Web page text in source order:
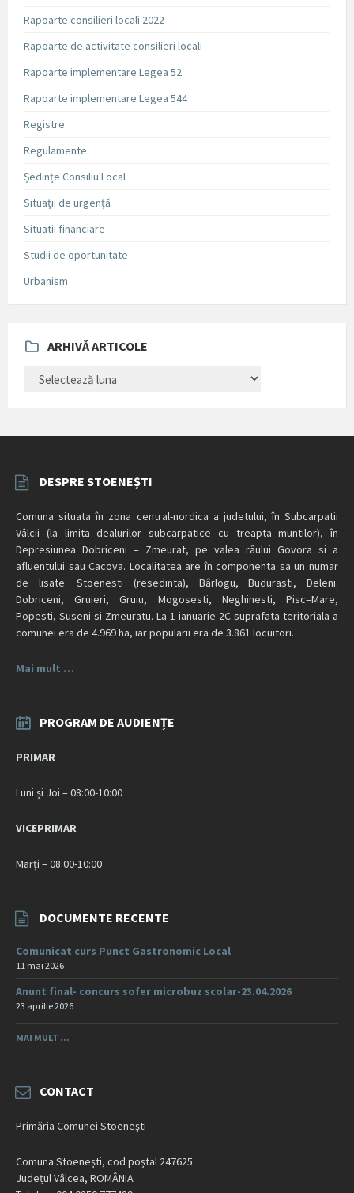
Rapoarte consilieri locali 2022
Rapoarte de activitate consilieri locali
Rapoarte implementare Legea 52
Rapoarte implementare Legea 544
Registre
Regulamente
Ședințe Consiliu Local
Situații de urgență
Situatii financiare
Studii de oportunitate
Urbanism
ARHIVĂ ARTICOLE
ARTICOLE
DESPRE STOENEȘTI
Comuna situata în zona central-nordica a judetului, în Subcarpatii
Vâlcii (la limita dealurilor subcarpatice cu treapta muntilor), în
Depresiunea Dobriceni – Zmeurat, pe valea râului Govora si a
afluentului sau Cacova. Localitatea are în componenta sa un numar
de lisate: Stoenesti (resedinta), Bârlogu, Budurasti, Deleni.
Dobriceni, Gruieri, Gruiu, Mogosesti, Neghinesti, Pisc–Mare,
Popesti, Suseni si Zmeuratu. La 1 ianuarie 2C suprafata teritoriala a
comunei era de 4.969 ha, iar popularii era de 3.861 locuitori.
Mai mult …
PROGRAM DE AUDIENȚE
PRIMAR
Luni și Joi – 08:00-10:00
VICEPRIMAR
Marți – 08:00-10:00
DOCUMENTE RECENTE
Comunicat curs Punct Gastronomic Local
11 mai 2026
Anunt final- concurs sofer microbuz scolar-23.04.2026
23 aprilie 2026
MAI MULT ...
CONTACT
Primăria Comunei Stoenești
Comuna Stoenești, cod poștal 247625
Județul Vâlcea, ROMÂNIA